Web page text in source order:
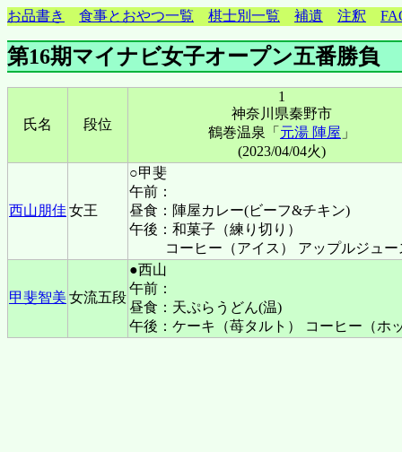
お品書き 食事とおやつ一覧 棋士別一覧 補遺 注釈
第16期マイナビ女子オープン五番勝負
氏名 段位
1
神奈川県秦野市
鶴巻温泉「 元湯 陣屋 」
(2023/04/04火)
西山朋佳女王
○甲斐
午前：
昼食：陣屋カレー(ビーフ&チキン)
午後：和菓子（練り切り）
コーヒー（アイス） アップルジュー
甲斐智美 女流五段
●西山
午前：
昼食：天ぷらうどん(温)
午後：ケーキ（苺タルト） コーヒー（ホ